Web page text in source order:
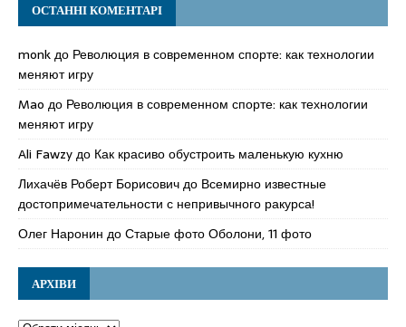
ОСТАННІ КОМЕНТАРІ
monkдо Революция в современном спорте: как технологии
меняют игру
Mao до Революция в современном спорте: как технологии
меняют игру
Ali Fawzyдо Как красиво обустроить маленькую кухню
Лихачёв Роберт Борисовичдо Всемирно известные
достопримечательности с непривычного ракурса!
Олег Наронин доСтарые фото Оболони, 11 фото
АРХІВИ